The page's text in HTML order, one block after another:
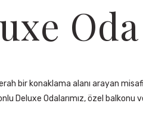
Oda
bir konaklama alanı arayan
Deluxe Odalarımız, özel balkonu